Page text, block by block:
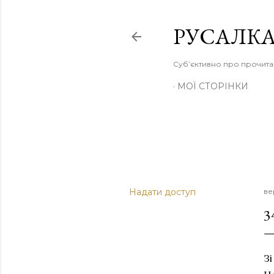
Суб’єктивно про
МОЇ СТОРІНКИ
Надати доступ